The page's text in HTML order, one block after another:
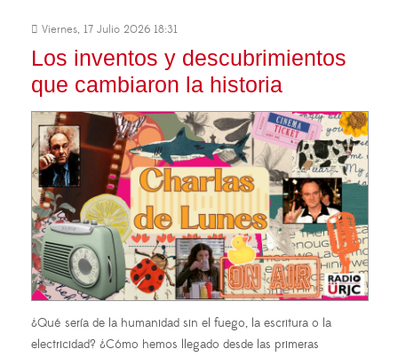
Viernes, 17 Julio 2026 18:31
Los inventos y descubrimientos
que cambiaron la historia
¿Qué sería de la humanidad sin el fuego, la escritura o la
electricidad? ¿Cómo hemos llegado desde las primeras